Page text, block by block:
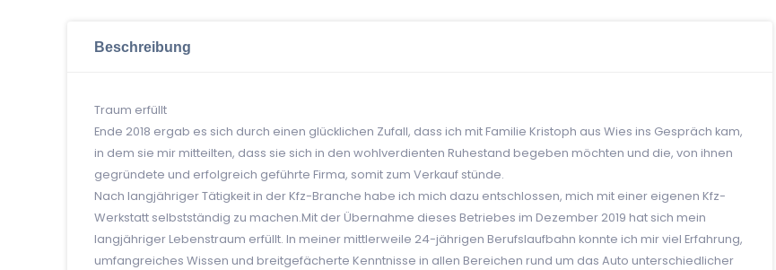
Beschreibung
Traum erfüllt
Ende 2018 ergab es sich durch einen glücklichen Zufall, dass ich mit Familie Kristoph aus Wies ins Gespräch kam,
in dem sie mir mitteilten, dass sie sich in den wohlverdienten Ruhestand begeben möchten und die, von ihnen
gegründete und erfolgreich geführte Firma, somit zum Verkauf stünde.
Nach langjähriger Tätigkeit in der Kfz-Branche habe ich mich dazu entschlossen, mich mit einer eigenen Kfz-
Werkstatt selbstständig zu machen.Mit der Übernahme dieses Betriebes im Dezember 2019 hat sich mein
langjähriger Lebenstraum erfüllt. In meiner mittlerweile 24-jährigen Berufslaufbahn konnte ich mir viel Erfahrung,
umfangreiches Wissen und breitgefächerte Kenntnisse in allen Bereichen rund um das Auto unterschiedlicher